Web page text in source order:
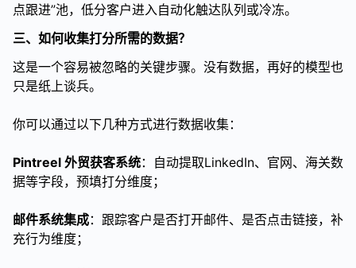
点跟进”池，低分客户进入自动化触达队列或冷冻。
三、如何收集打分所需的数据？
这是一个容易被忽略的关键步骤。没有数据，再好的模型也
只是纸上谈兵。
你可以通过以下几种方式进行数据收集：
Pintreel 外贸获客系统：自动提取LinkedIn、官网、海关数
据等字段，预填打分维度；
邮件系统集成：跟踪客户是否打开邮件、是否点击链接，补
充行为维度；